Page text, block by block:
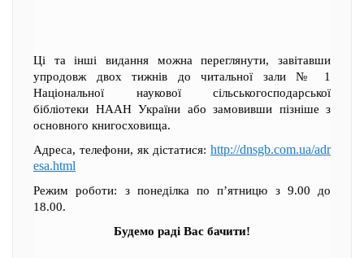
Ці та інші видання можна переглянути, завітавши
упродовж двох тижнів до читальної зали № 1
Національної наукової сільськогосподарської
бібліотеки НААН України або замовивши пізніше з
основного книгосховища.
Адреса, телефони, як дістатися: http://dnsgb.com.ua/adr
esa.html
Режим роботи: з понеділка по п’ятницю з 9.00 до
18.00.
Будемо раді Вас бачити!